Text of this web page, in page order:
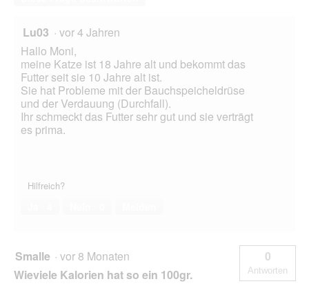
Lu03 · vor 4 Jahren
Hallo Moni,
meine Katze ist 18 Jahre alt und bekommt das
Futter seit sie 10 Jahre alt ist.
Sie hat Probleme mit der Bauchspeicheldrüse
und der Verdauung (Durchfall).
Ihr schmeckt das Futter sehr gut und sie verträgt
es prima.
Hilfreich?
Smalle · vor 8 Monaten
Wieviele Kalorien hat so ein 100gr.
0
Antworten